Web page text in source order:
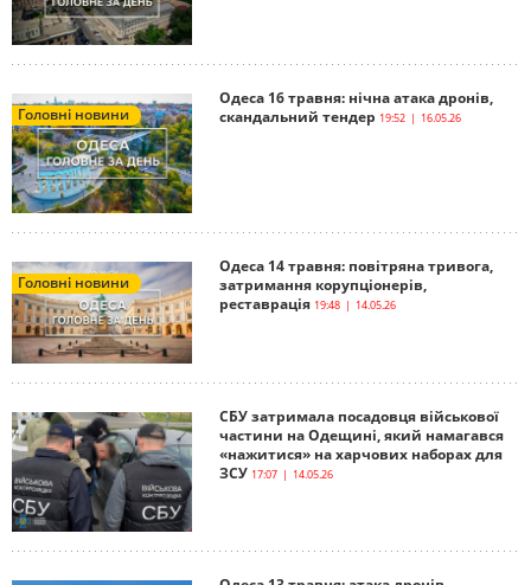
Головні новини
Одеса 16 травня: нічна атака дронів,
скандальний тендер 19:52 | 16.05.26
Головні новини
Одеса 14 травня: повітряна тривога,
затримання корупціонерів,
реставрація 19:48 | 14.05.26
СБУ затримала посадовця військової
частини на Одещині, який намагався
«нажитися» на харчових наборах для
ЗСУ 17:07 | 14.05.26